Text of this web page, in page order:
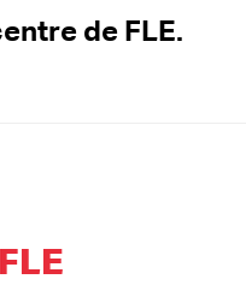
de FLE.